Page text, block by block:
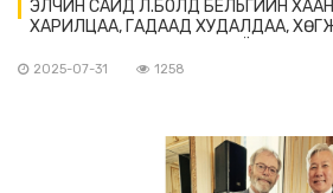
ЭЛЧИН САЙД Л.БОЛД БЕЛЬГИЙН
ХАРИЛЦАА, ГАДААД ХУДАЛДАА,
ХАРИУЦСАН ЕРӨНХИЙ ЗАХИРАЛ
2025-07-31 1258